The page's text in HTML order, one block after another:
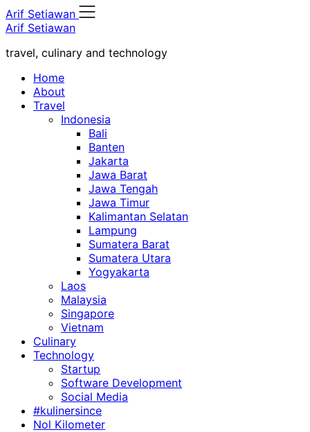
Skip
to
Arif Setiawan
Arif Setiawan
travel, culinary and technology
Home
About
Travel
Indonesia
Bali
Banten
Jakarta
Jawa Barat
Jawa Tengah
Jawa Timur
Kalimantan Selatan
Lampung
Sumatera Barat
Sumatera Utara
Yogyakarta
Laos
Malaysia
Singapore
Vietnam
Culinary
Technology
Startup
Software Development
Social Media
#kulinersince
Nol Kilometer